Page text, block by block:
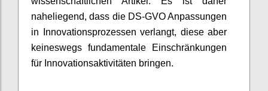
naheliegend, dass die DS-GVO Anpassungen
in Innovationsprozessen verlangt, diese aber
keineswegs fundamentale Einschränkungen
für Innovationsaktivitäten bringen.